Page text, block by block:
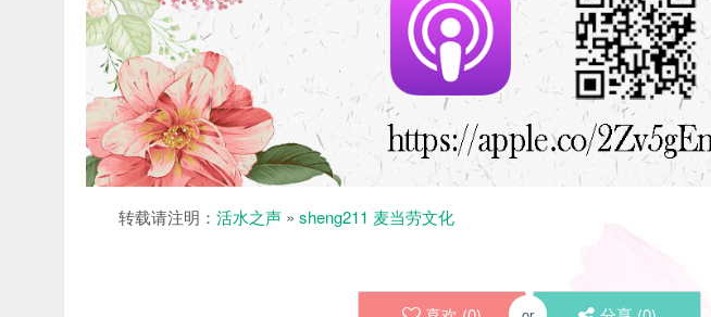
转载请注明： 活水之声 » sheng211 麦当劳文化